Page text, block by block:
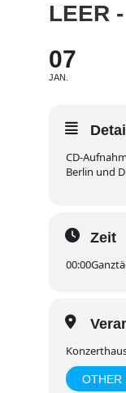
LEER
07
JAN.
CD-
Berlin und
Zeit
00:00
OTHER